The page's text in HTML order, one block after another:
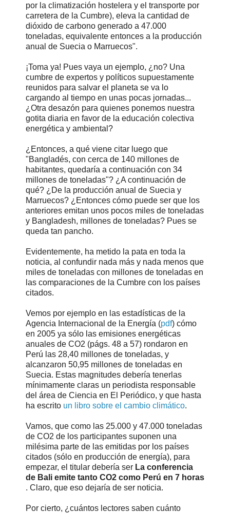
por la climatización hostelera y el transporte por
carretera de la Cumbre), eleva la cantidad de
dióxido de carbono generado a 47.000
toneladas, equivalente entonces a la producción
anual de Suecia o Marruecos".
¡Toma ya! Pues vaya un ejemplo, ¿no? Una
cumbre de expertos y políticos supuestamente
reunidos para salvar el planeta se va lo
cargando al tiempo en unas pocas jornadas...
¿Otra desazón para quienes ponemos nuestra
gotita diaria en favor de la educación colectiva
energética y ambiental?
¿Entonces, a qué viene citar luego que
"Bangladés, con cerca de 140 millones de
habitantes, quedaría a continuación con 34
millones de toneladas"? ¿A continuación de
qué? ¿De la producción anual de Suecia y
Marruecos? ¿Entonces cómo puede ser que los
anteriores emitan unos pocos miles de toneladas
y Bangladesh, millones de toneladas? Pues se
queda tan pancho.
Evidentemente, ha metido la pata en toda la
noticia, al confundir nada más y nada menos que
miles de toneladas con millones de toneladas en
las comparaciones de la Cumbre con los países
citados.
Vemos por ejemplo en las estadísticas de la
Agencia Internacional de la Energía (pdf) cómo
en 2005 ya sólo las emisiones energéticas
anuales de CO2 (págs. 48 a 57) rondaron en
Perú las 28,40 millones de toneladas, y
alcanzaron 50,95 millones de toneladas en
Suecia. Estas magnitudes debería tenerlas
mínimamente claras un periodista responsable
del área de Ciencia en El Periódico, y que hasta
ha escrito un libro sobre el cambio climático.
Vamos, que como las 25.000 y 47.000 toneladas
de CO2 de los participantes suponen una
milésima parte de las emitidas por los países
citados (sólo en producción de energía), para
empezar, el titular debería ser La conferencia
de Bali emite tanto CO2 como Perú en 7 horas
. Claro, que eso dejaría de ser noticia.
Por cierto, ¿cuántos lectores saben cuánto